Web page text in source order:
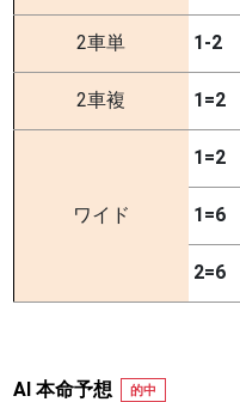
2車単 1-2
2車複 1=2
ワイド
1=2
1=6
2=6
AI 本命予想 的中